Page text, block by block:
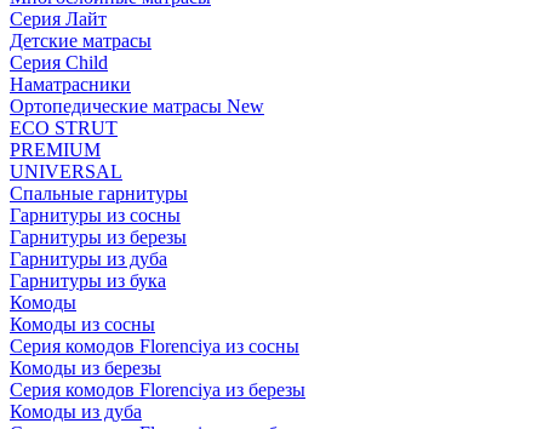
Серия Лайт
Детские матрасы
Серия Child
Наматрасники
Ортопедические матрасы New
ECO STRUT
PREMIUM
UNIVERSAL
Спальные гарнитуры
Гарнитуры из сосны
Гарнитуры из березы
Гарнитуры из дуба
Гарнитуры из бука
Комоды
Комоды из сосны
Серия комодов Florenciya из сосны
Комоды из березы
Серия комодов Florenciya из березы
Комоды из дуба